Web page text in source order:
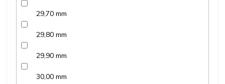
29,70 mm
29,80 mm
29,90 mm
30,00 mm